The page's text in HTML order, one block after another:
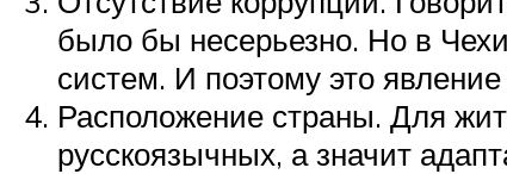
было бы несерьезно. Но в
систем. И поэтому это
Расположение страны. Для
русскоязычных, а значит